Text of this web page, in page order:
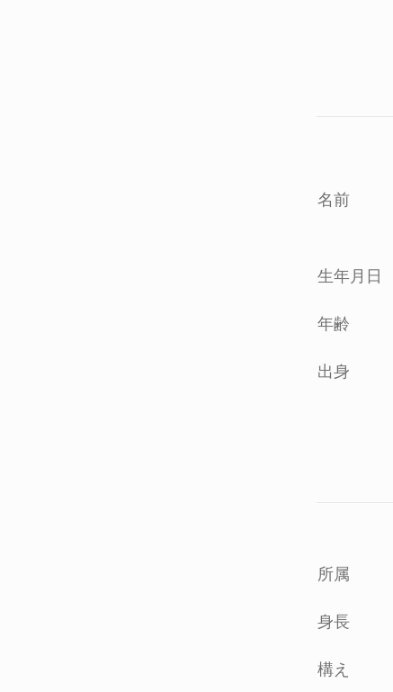
名前
生年月日
年齢
出身
所属
身長
構え